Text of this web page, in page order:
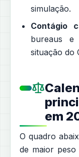
simulação.
Contágio
bureaus e
situação do
em
O quadro
de maior